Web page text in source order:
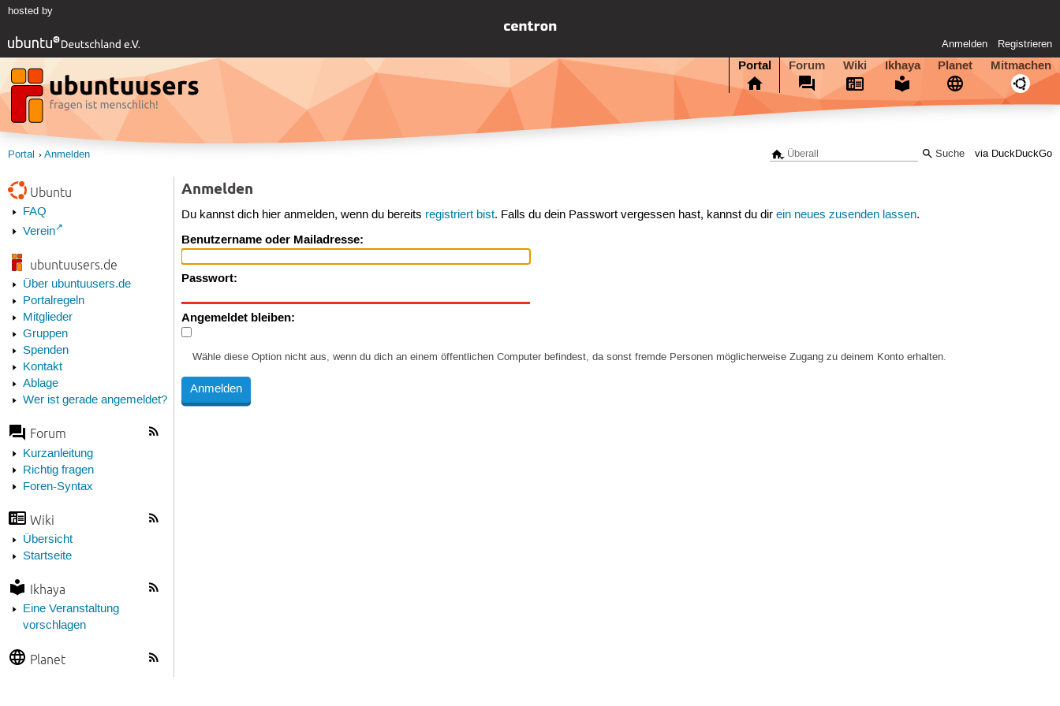
hosted by
Anmelden Registrieren
Portal Forum Wiki Ikhaya Planet Mitmachen
via DuckDuckGo
Portal Anmelden
Ubuntu
FAQ
Verein
ubuntuusers.de
Über ubuntuusers.de
Portalregeln
Mitglieder
Gruppen
Spenden
Kontakt
Ablage
Wer ist gerade angemeldet?
Forum
Kurzanleitung
Richtig fragen
Foren-Syntax
Wiki
Übersicht
Startseite
Ikhaya
Eine Veranstaltung
vorschlagen
Planet
Anmelden
Du kannst dich hier anmelden, wenn du bereits registriert bist. Falls du dein Passwort vergessen hast, kannst du direin neues zusenden lassen.
Benutzername oder Mailadresse:
Passwort:
Angemeldet bleiben:
Wähle diese Option nicht aus, wenn du dich an einem öffentlichen Computer befindest, da sonst fremde Personen möglicherweise Zugang zu deinem Konto erhalten.